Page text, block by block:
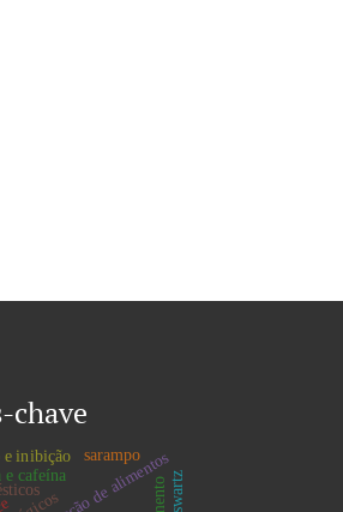
chave
e cafeína
e inibição sarampo